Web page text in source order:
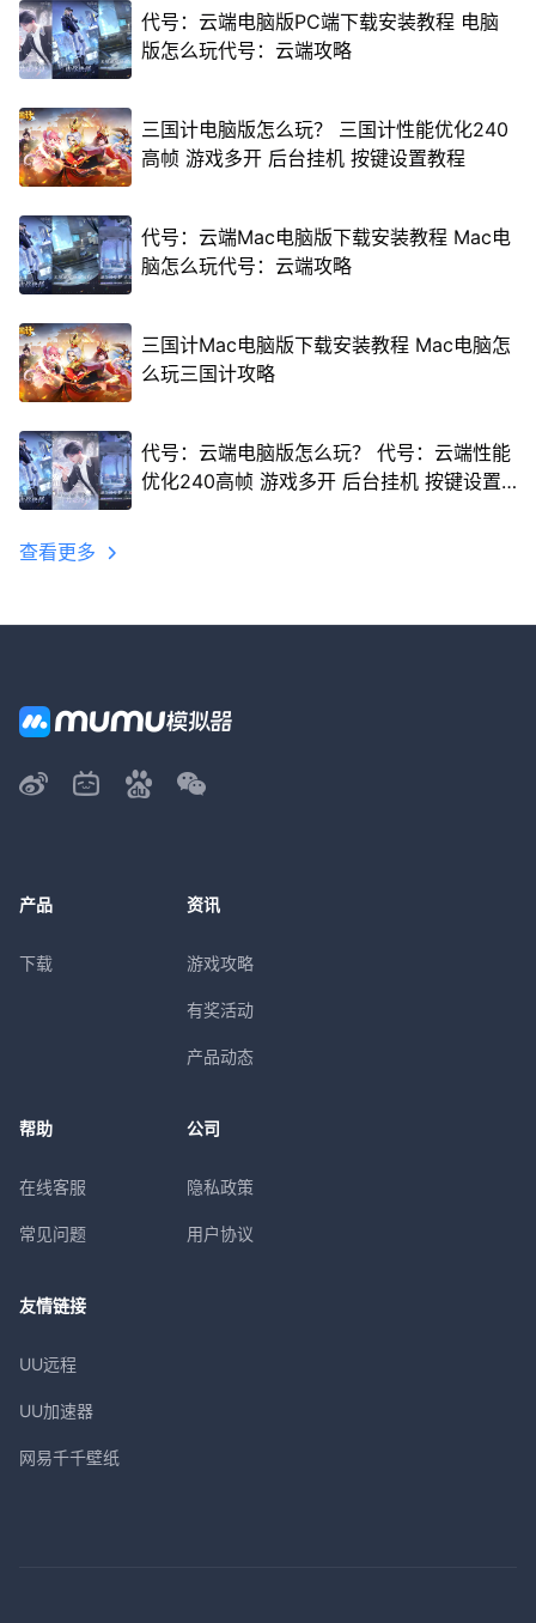
代号：云端电脑版PC端下载安装教程 电脑
版怎么玩代号：云端攻略
三国计电脑版怎么玩？ 三国计性能优化240
高帧 游戏多开 后台挂机 按键设置教程
代号：云端Mac电脑版下载安装教程 Mac电
脑怎么玩代号：云端攻略
三国计Mac电脑版下载安装教程 Mac电脑怎
么玩三国计攻略
代号：云端电脑版怎么玩？ 代号：云端性能
优化240高帧 游戏多开 后台挂机 按键设置
查看更多
产品
下载
资讯
游戏攻略
有奖活动
产品动态
帮助
在线客服
常见问题
公司
隐私政策
用户协议
友情链接
UU远程
UU加速器
网易千千壁纸